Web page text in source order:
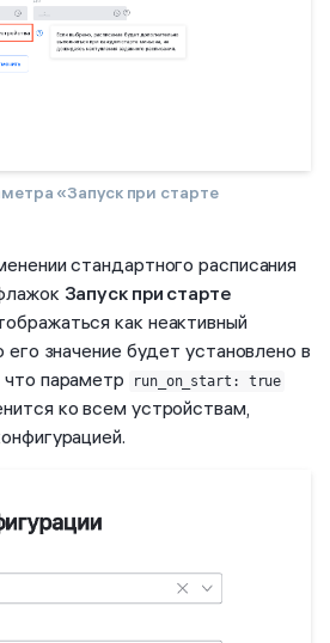
«Запуск при старте
стандартного расписания
Запуск при старте
как неактивный
его значение будет установлено в
параметр run_on_start: true
ко всем устройствам,